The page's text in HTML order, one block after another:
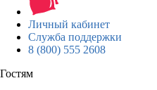
Личный кабинет
Служба поддержки
8 (800) 555 2608
Гостям